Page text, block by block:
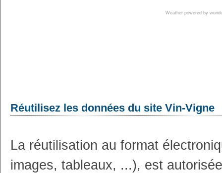
Weather powered by
Réutilisez les données du site Vin-Vigne
La réutilisation au format
images, tableaux, ...), est